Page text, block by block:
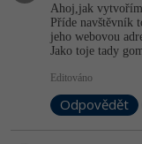
React
Spring
ASP.NET
UML a
MySQL/
MS-SQL
Grafik /
3D grafik
Kotlin -
C
VB.NET
Ahoj,jak
Příde navštěvník
jeho webovou
Jako toje tady
Editováno
Odpovědět